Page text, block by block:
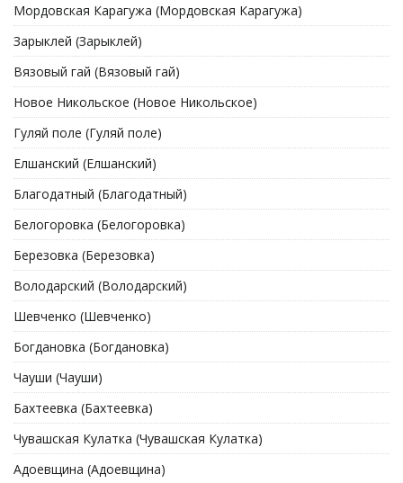
Мордовская Карагужа (Мордовская Карагужа)
Зарыклей (Зарыклей)
Вязовый гай (Вязовый гай)
Новое Никольское (Новое Никольское)
Гуляй поле (Гуляй поле)
Елшанский (Елшанский)
Благодатный (Благодатный)
Белогоровка (Белогоровка)
Березовка (Березовка)
Володарский (Володарский)
Шевченко (Шевченко)
Богдановка (Богдановка)
Чауши (Чауши)
Бахтеевка (Бахтеевка)
Чувашская Кулатка (Чувашская Кулатка)
Адоевщина (Адоевщина)